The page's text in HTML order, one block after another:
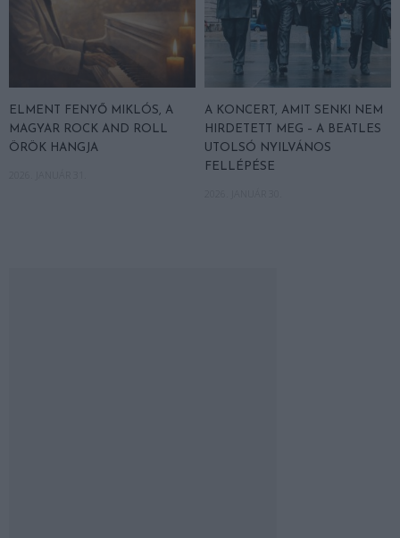
ELMENT FENYŐ MIKLÓS, A
MAGYAR ROCK AND ROLL
ÖRÖK HANGJA
A KONCERT, AMIT SENKI NEM
HIRDETETT MEG – A BEATLES
UTOLSÓ NYILVÁNOS
FELLÉPÉSE